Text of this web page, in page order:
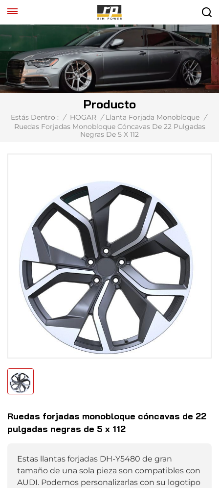
Producto
Estás Dentro : / HOGAR / Llanta Forjada Monobloque /
Ruedas Forjadas Monobloque Cóncavas De 22 Pulgadas
Negras De 5 X 112
Ruedas forjadas monobloque cóncavas de 22
pulgadas negras de 5 x 112
Estas llantas forjadas DH-Y5480 de gran
tamaño de una sola pieza son compatibles con
AUDI. Podemos personalizarlas con su logotipo